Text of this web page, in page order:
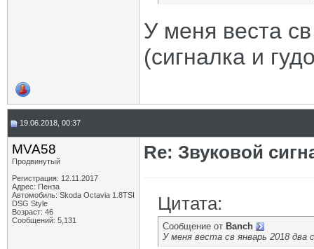
У меня веста
(сигналка и
19.06.2018, 00:37
MVA58
Продвинутый
Регистрация: 12.11.2017
Адрес: Пенза
Автомобиль: Skoda Octavia 1.8TSI
DSG Style
Возраст: 46
Сообщений: 5,131
Re: Звуковой
Цитата:
Сообщение от Banch
У меня веста св январь 2018 два